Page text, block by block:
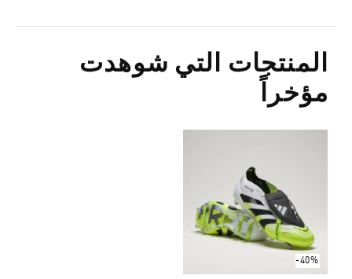
المنتجات التي شوهدت
مؤخراً
-40%